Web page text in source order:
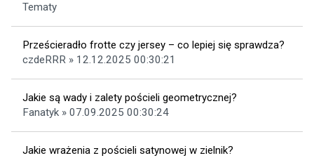
Tematy
Prześcieradło frotte czy jersey – co lepiej się sprawdza?
czdeRRR » 12.12.2025 00:30:21
Jakie są wady i zalety pościeli geometrycznej?
Fanatyk » 07.09.2025 00:30:24
Jakie wrażenia z pościeli satynowej w zielnik?